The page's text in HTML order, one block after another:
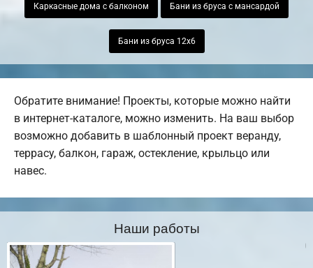
Каркасные дома с балконом Бани из бруса с мансардой
Бани из бруса 12х6
Обратите внимание! Проекты, которые можно найти
в интернет-каталоге, можно изменить. На ваш выбор
возможно добавить в шаблонный проект веранду,
террасу, балкон, гараж, остекление, крыльцо или
навес.
Наши работы